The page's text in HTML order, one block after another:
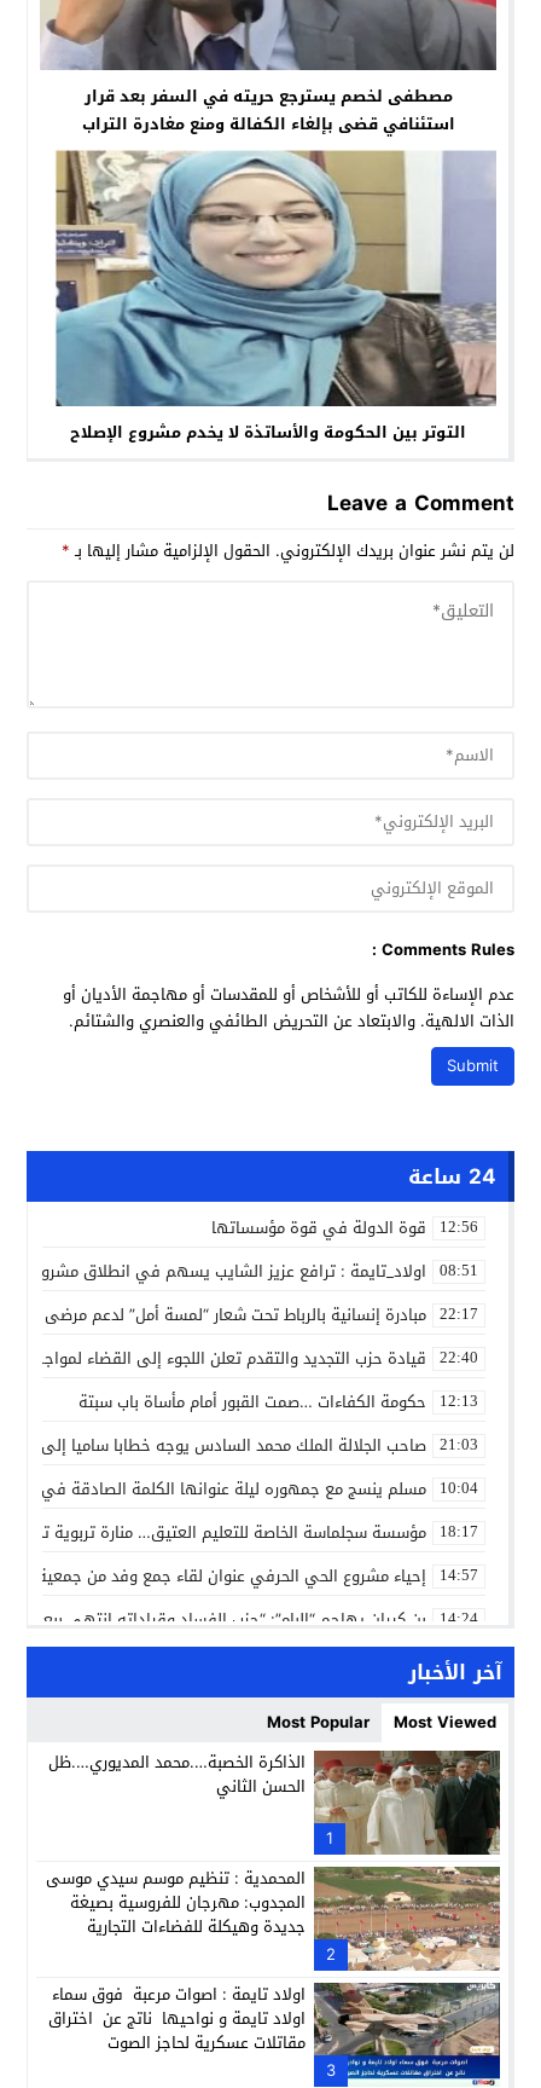
مصطفى لخصم يسترجع حريته في السفر بعد قرار
استئنافي قضى بإلغاء الكفالة ومنع مغادرة التراب
الوطني
التوتر بين الحكومة والأساتذة لا يخدم مشروع الإصلاح
Leave a Comment
لن يتم نشر عنوان بريدك الإلكتروني. الحقول الإلزامية مشار إليها بـ*
Comments Rules :
عدم الإساءة للكاتب أو للأشخاص أو للمقدسات أو مهاجمة الأديان أو
الذات الالهية. والابتعاد عن التحريض الطائفي والعنصري والشتائم.
24 ساعة
12:56 قوة الدولة في قوة مؤسساتها
08:51 اولاد_تايمة : ترافع عزيز الشايب يسهم في انطلاق مشروع
22:17 مبادرة إنسانية بالرباط تحت شعار “لمسة أمل” لدعم مرضى
22:40 قيادة حزب التجديد والتقدم تعلن اللجوء إلى القضاء لمواجهة
12:13 حكومة الكفاءات …صمت القبور أمام مأساة باب سبتة
21:03 صاحب الجلالة الملك محمد السادس يوجه خطابا ساميا إلى
10:04 مسلم ينسج مع جمهوره ليلة عنوانها الكلمة الصادقة في
18:17 مؤسسة سجلماسة الخاصة للتعليم العتيق… منارة تربوية تجمع
14:57 إحياء مشروع الحي الحرفي عنوان لقاء جمع وفد من جمعية
14:24 بن كيران يهاجم “البام”: “حزب الفساد وقياداته انتهى
11:33 كمال محرر يقود استئنافية تارودانت: مسار قضائي راسخ ورؤية
حبشان وكيلاً عاماً بتارودانت: ترقية جديدة في الحركة القضائية
21:28 حزب الديمقراطيين الجدد يؤسس منظمتي شباب ونساء الصحراء
13:37 عطش أولاد تايمة وسياسة “الحبة والقبة”: هل أصبح الماء إنجازاً
12:25 انطلاق فعاليات الدورة 12 لمعرض المنتوجات المحلية بأكادير SIPTA (فيديو)
آخر الأخبار
Most Viewed
Most Popular
1
الذاكرة الخصبة….محمد المديوري….ظل
الحسن الثاني
2
المحمدية : تنظيم موسم سيدي موسى
المجدوب: مهرجان للفروسية بصيغة
جديدة وهيكلة للفضاءات التجارية
3
اولاد تايمة : اصوات مرعبة فوق سماء
اولاد تايمة و نواحيها ناتج عن اختراق
مقاتلات عسكرية لحاجز الصوت